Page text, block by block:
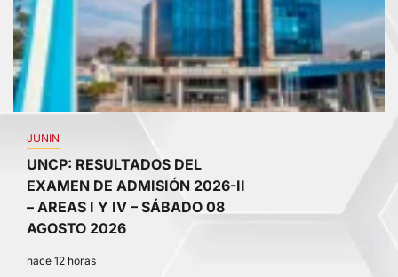
JUNIN
UNCP: RESULTADOS DEL
EXAMEN DE ADMISIÓN 2026-II
– AREAS I Y IV – SÁBADO 08
AGOSTO 2026
hace 12 horas